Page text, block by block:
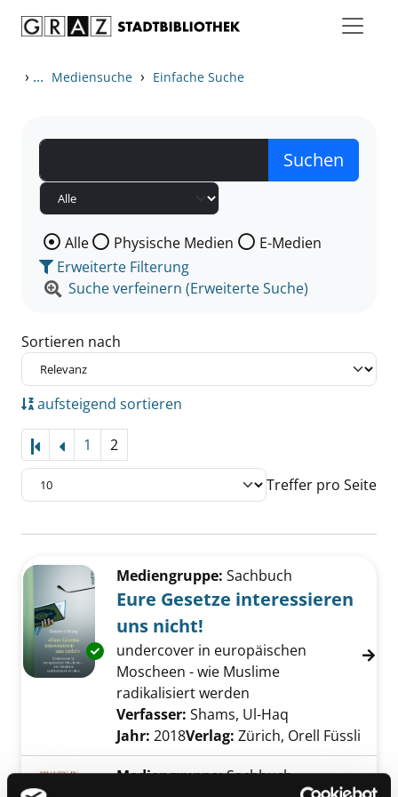
› ... Mediensuche › Einfache Suche
Wählen Sie die Medienart nach der Sie suchen wollen.
Alle Physische Medien
E-Medien
Erweiterte Filterung
Suche verfeinern (Erweiterte Suche)
Sortieren nach
aufsteigend sortieren
1 2
Treffer pro Seite
Zu den Suchfiltern springen
Exemplar-Details von Eure Gesetze
Mediengruppe: Sachbuch
Eure Gesetze interessieren
uns nicht!
undercover in europäischen
Moscheen - wie Muslime
radikalisiert werden
Verfasser: Shams, Ul-Haq
Jahr: 2018Verlag: Zürich, Orell Füssli
Mediengruppe:Sachbuch